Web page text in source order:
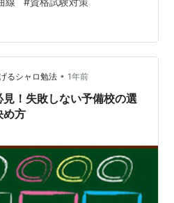
までは、ピークであった知識
す。 エビングハウスの忘却曲
の心理学者ヘルマン・エビン
ングハウスの忘却曲線」理論
試験受験生にとって衝撃的な
後の記…
るシャロ勉法 • 1年前
！失敗しない予備校の選
め方